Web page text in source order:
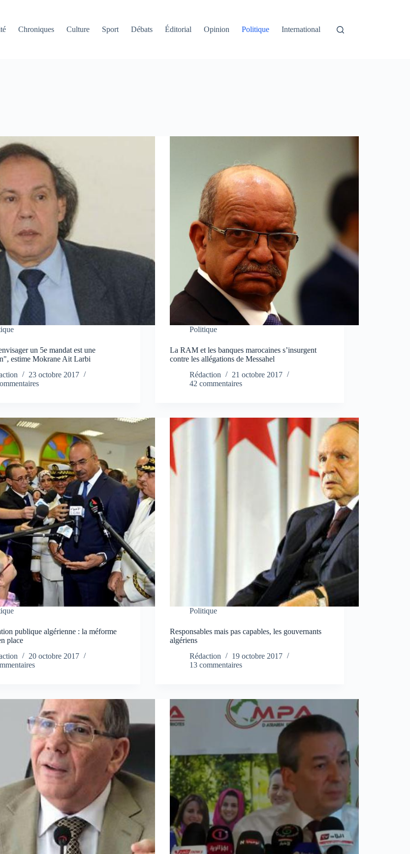
Chroniques Culture Sport Débats Éditorial Opinion Politique International
un 5e mandat est une
estime Mokrane Ait Larbi
23 octobre 2017
Politique
La RAM et les banques marocaines s’insurgent
contre les allégations de Messahel
Rédaction
21 octobre 2017
42 commentaires
publique algérienne : la méforme
place
20 octobre 2017
Politique
Responsables mais pas capables, les gouvernants
algériens
Rédaction
19 octobre 2017
13 commentaires